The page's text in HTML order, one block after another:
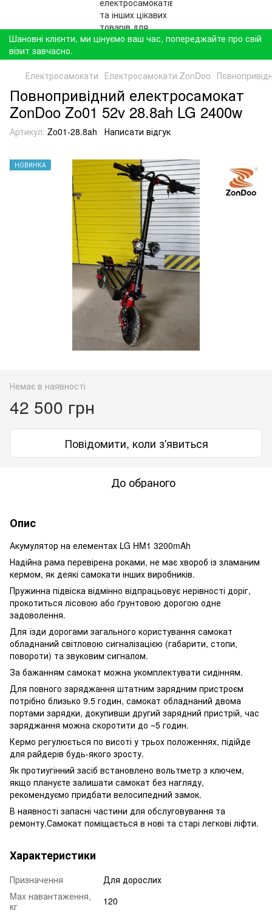
Шановні клієнти, ми цінуємо ваш час, попереджайте про свій
візит завчасно.
Електросамокати Електросамокати ZonDoo
Повнопривідний електросамокат
ZonDoo Zo01 52v 28.8ah LG 2400w
Артикул: Zo01-28.8ah Написати відгук
НОВИНКА
Немає в наявності
42 500 грн
Повідомити, коли з'явиться
До обраного
Опис
Акумулятор на елементах LG HM1 3200mAh
Надійна рама перевірена роками, не має хвороб із зламаним
кермом, як деякі самокати інших виробників.
Пружинна підвіска відмінно відпрацьовує нерівності доріг,
прокотиться лісовою або ґрунтовою дорогою одне
задоволення.
Для їзди дорогами загального користування самокат
обладнаний світловою сигналізацією (габарити, стопи,
повороти) та звуковим сигналом.
За бажанням самокат можна укомплектувати сидінням.
Для повного заряджання штатним зарядним пристроєм
потрібно близько 9.5 годин, самокат обладнаний двома
портами зарядки, докупивши другий зарядний пристрій, час
заряджання можна скоротити до ~5 годин.
Кермо регулюється по висоті у трьох положеннях, підійде
для райдерів будь-якого зросту.
Як протиугінний засіб встановлено вольтметр з ключем,
якщо плануєте залишати самокат без нагляду,
рекомендуємо придбати велосипедний замок.
В наявності запасні частини для обслуговування та
ремонту.Самокат поміщається в нові та старі легкові ліфти.
Характеристики
Призначення
Для дорослих
Mаx навантаження,
кг
120